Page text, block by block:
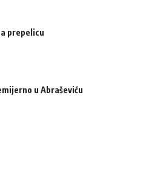
prepelicu
u Abraševiću